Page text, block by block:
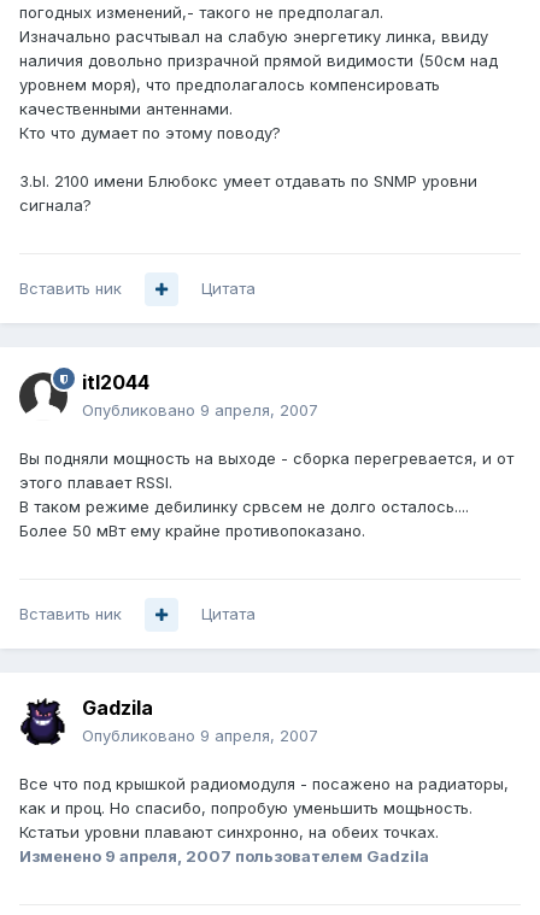
погодных изменений,- такого не предполагал.
Изначально расчтывал на слабую энергетику линка, ввиду
наличия довольно призрачной прямой видимости (50см над
уровнем моря), что предполагалось компенсировать
качественными антеннами.
Кто что думает по этому поводу?
З.Ы. 2100 имени Блюбокс умеет отдавать по SNMP уровни
сигнала?
Вставить ник Цитата
itl2044
Опубликовано 9 апреля, 2007
Вы подняли мощность на выходе - сборка перегревается, и от
этого плавает RSSI.
В таком режиме дебилинку срвсем не долго осталось....
Более 50 мВт ему крайне противопоказано.
Вставить ник Цитата
Gadzila
Опубликовано 9 апреля, 2007
Все что под крышкой радиомодуля - посажено на радиаторы,
как и проц. Но спасибо, попробую уменьшить мощьность.
Кстатьи уровни плавают синхронно, на обеих точках.
Изменено 9 апреля, 2007 пользователем Gadzila